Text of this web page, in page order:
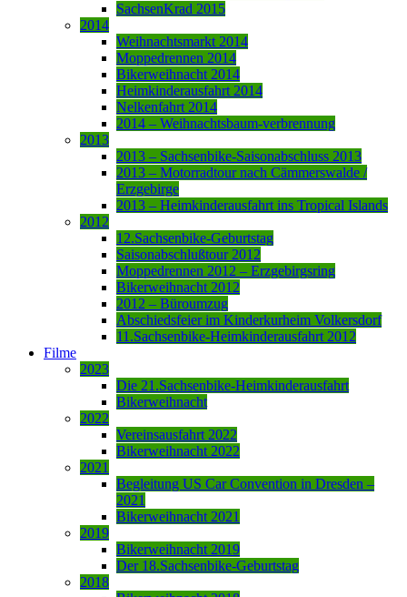
SachsenKrad 2015
2014
Weihnachtsmarkt 2014
Moppedrennen 2014
Bikerweihnacht 2014
Heimkinderausfahrt 2014
Nelkenfahrt 2014
2014 – Weihnachtsbaum-verbrennung
2013
2013 – Sachsenbike-Saisonabschluss 2013
2013 – Motorradtour nach Cämmerswalde /
Erzgebirge
2013 – Heimkinderausfahrt ins Tropical Islands
2012
12.Sachsenbike-Geburtstag
Saisonabschlußtour 2012
Moppedrennen 2012 – Erzgebirgsring
Bikerweihnacht 2012
2012 – Büroumzug
Abschiedsfeier im Kinderkurheim Volkersdorf
11.Sachsenbike-Heimkinderausfahrt 2012
Filme
2023
Die 21.Sachsenbike-Heimkinderausfahrt
Bikerweihnacht
2022
Vereinsausfahrt 2022
Bikerweihnacht 2022
2021
Begleitung US Car Convention in Dresden –
2021
Bikerweihnacht 2021
2019
Bikerweihnacht 2019
Der 18.Sachsenbike-Geburtstag
2018